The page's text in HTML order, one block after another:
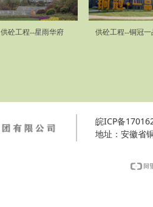
供砼工程--星雨华府 供砼工程--铜冠一
皖ICP备
地址：安徽省